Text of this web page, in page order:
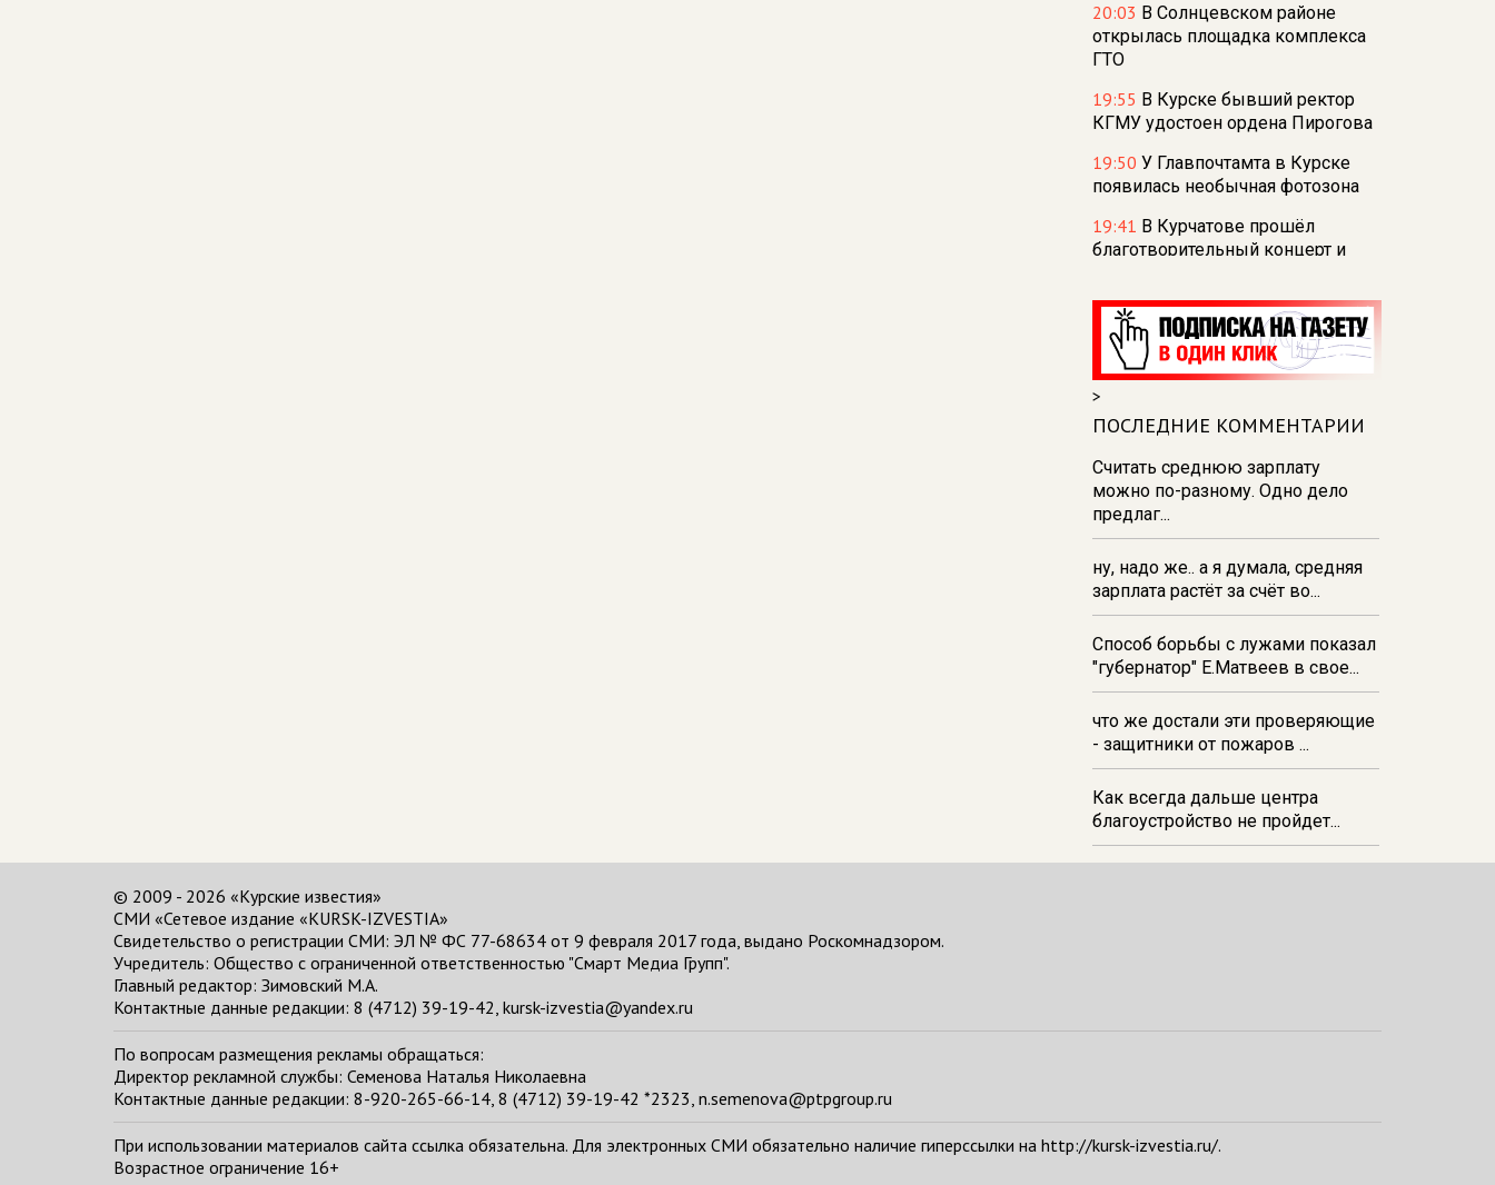
20:03 В Солнцевском районе
открылась площадка комплекса
ГТО
19:55 В Курске бывший ректор
КГМУ удостоен ордена Пирогова
19:50 У Главпочтамта в Курске
появилась необычная фотозона
19:41 В Курчатове прошёл
благотворительный концерт и
18:51В Сеймском округе Курска
временно отключат
электричество
18:44
городских цветников и
102 куб. м воды за неделю
18:38Прокуратуру Курской
области теперь возглавляет
Дмитрий Бурко
18:27В парке Пионеров в Курске
отпразднуют День
физкультурника
>
ПОСЛЕДНИЕ КОММЕНТАРИИ
Считать среднюю зарплату
можно по-разному. Одно дело
предлаг...
ну, надо же.. а я думала, средняя
зарплата растёт за счёт во...
Способ борьбы с лужами показал
"губернатор" Е.Матвеев в свое...
что же достали эти проверяющие
- защитники от пожаров ...
Как всегда дальше центра
благоустройство не пройдет...
© 2009 - 2026 «Курские известия»
СМИ «Сетевое издание «KURSK-IZVESTIA»
Свидетельство о регистрации СМИ: ЭЛ № ФС 77-68634 от 9 февраля 2017 года, выдано Роскомнадзором.
Учредитель: Общество с ограниченной ответственностью "Смарт Медиа Групп".
Главный редактор: Зимовский М.А.
Контактные данные редакции: 8 (4712) 39-19-42, kursk-izvestia@yandex.ru
По вопросам размещения рекламы обращаться:
Директор рекламной службы: Семенова Наталья Николаевна
Контактные данные редакции: 8-920-265-66-14, 8 (4712) 39-19-42 *2323, n.semenova@ptpgroup.ru
При использовании материалов сайта ссылка обязательна. Для электронных СМИ обязательно наличие гиперссылки на http://kursk-izvestia.ru/.
Возрастное ограничение 16+